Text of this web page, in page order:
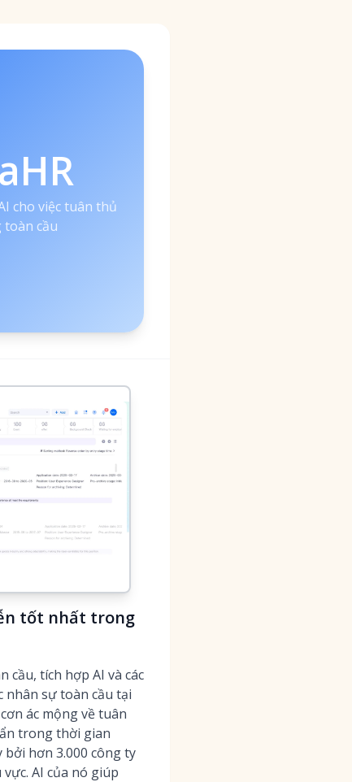
cho việc tuân thủ
cầu
tốt nhất trong
tích hợp AI và các
sự toàn cầu tại
ác mộng về tuân
trong thời gian
hơn 3.000 công ty
AI của nó giúp